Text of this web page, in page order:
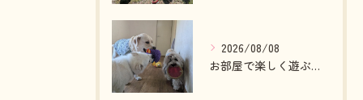
2026/08/08
お部屋で楽しく遊ぶわんこさん💓